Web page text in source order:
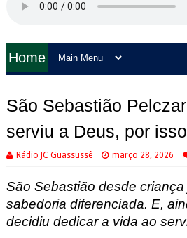
Home
São Sebastião
serviu a Deus, por
Rádio JC Guassussê março 28, 2026
São Sebastião desde
sabedoria diferenciada. E,
decidiu dedicar a vida ao